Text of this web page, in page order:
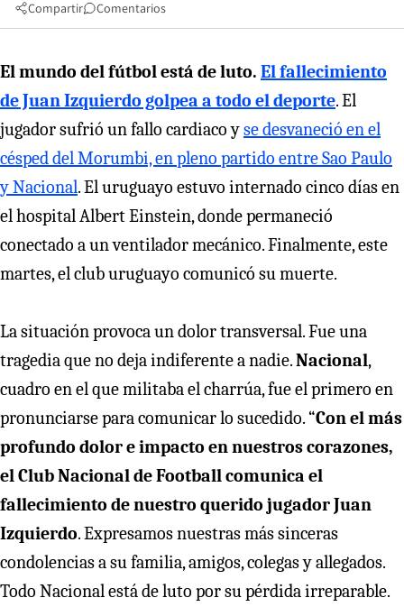
Compartir Comentarios
El mundo del fútbol está de luto. El fallecimiento
de Juan Izquierdo golpea a todo el deporte. El
jugador sufrió un fallo cardiaco yse desvaneció en el
césped del Morumbi, en pleno partido entre Sao Paulo
y Nacional. El uruguayo estuvo internado cinco días en
el hospital Albert Einstein, donde permaneció
conectado a un ventilador mecánico. Finalmente, este
martes, el club uruguayo comunicó su muerte.
La situación provoca un dolor transversal. Fue una
tragedia que no deja indiferente a nadie.Nacional,
cuadro en el que militaba el charrúa, fue el primero en
pronunciarse para comunicar lo sucedido. “Con el más
profundo dolor e impacto en nuestros corazones,
el Club Nacional de Football comunica el
fallecimiento de nuestro querido jugador Juan
Izquierdo. Expresamos nuestras más sinceras
condolencias a su familia, amigos, colegas y allegados.
Todo Nacional está de luto por su pérdida irreparable.